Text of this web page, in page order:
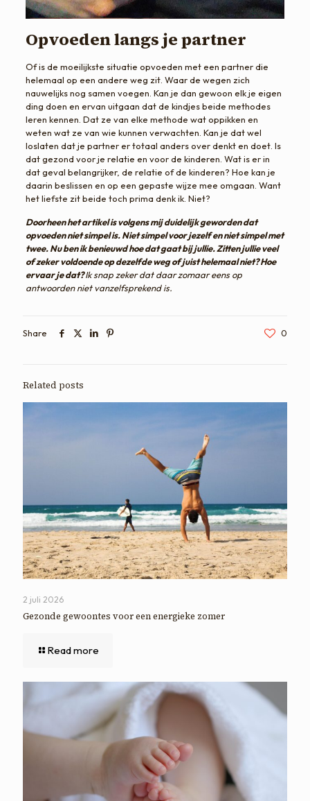
Opvoeden langs je partner
Of is de moeilijkste situatie opvoeden met een partner die
helemaal op een andere weg zit. Waar de wegen zich
nauwelijks nog samen voegen. Kan je dan gewoon elk je eigen
ding doen en ervan uitgaan dat de kindjes beide methodes
leren kennen. Dat ze van elke methode wat oppikken en
weten wat ze van wie kunnen verwachten. Kan je dat wel
loslaten dat je partner er totaal anders over denkt en doet. Is
dat gezond voor je relatie en voor de kinderen. Wat is er in
dat geval belangrijker, de relatie of de kinderen? Hoe kan je
daarin beslissen en op een gepaste wijze mee omgaan. Want
het liefste zit beide toch prima denk ik. Niet?
Doorheen het artikel is volgens mij duidelijk geworden dat
opvoeden niet simpel is. Niet simpel voor jezelf en niet simpel met
twee. Nu ben ik benieuwd hoe dat gaat bij jullie. Zitten jullie veel
of zeker voldoende op dezelfde weg of juist helemaal niet? Hoe
ervaar je dat?Ik snap zeker dat daar zomaar eens op
antwoorden niet vanzelfsprekend is.
Share 0
Related posts
2 juli 2026
Gezonde gewoontes voor een energieke zomer
Read more